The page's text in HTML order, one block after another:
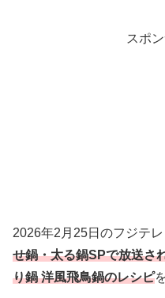
スポ
2026年2月25日のフジテレ
せ鍋・太る鍋SPで放送さ
り鍋 洋風飛鳥鍋のレシピ